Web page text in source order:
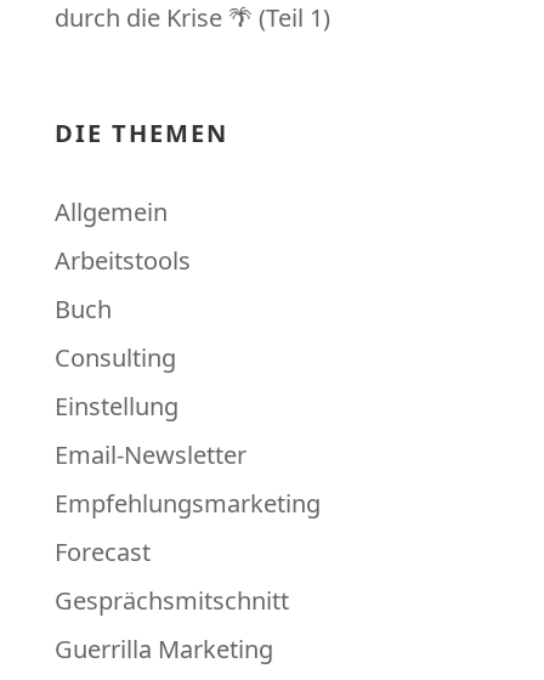
durch die Krise 🌴 (Teil 1)
DIE THEMEN
Allgemein
Arbeitstools
Buch
Consulting
Einstellung
Email-Newsletter
Empfehlungsmarketing
Forecast
Gesprächsmitschnitt
Guerrilla Marketing